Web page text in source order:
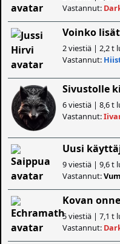
Vastannut:
2 viestiä | 2,2 t
Vastannut:
Sivustolle
6 viestiä | 8,6 t
Vastannut:
Uusi
9 viestiä | 9,6 t
Vastannut:
Kovan
5 viestiä | 7,1 t
Vastannut: